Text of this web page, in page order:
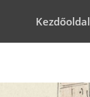
Kezdőoldal